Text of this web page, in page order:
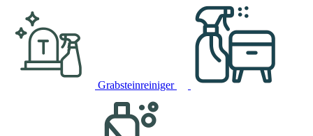
Grabsteinreiniger